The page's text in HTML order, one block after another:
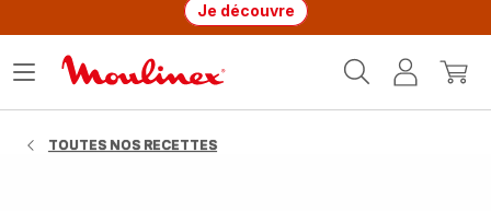
Je découvre
MonMon
Ouvrir
TOUTES NOS RECETTES